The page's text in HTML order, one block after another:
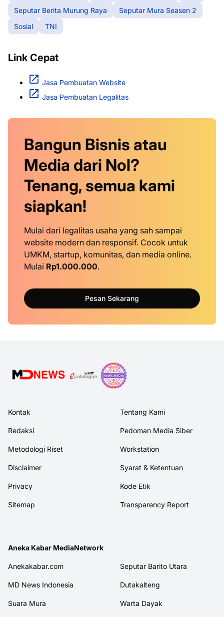
Seputar Berita Murung Raya
Seputar Mura Seasen 2
Sosial
TNI
Link Cepat
Jasa Pembuatan Website
Jasa Pembuatan Legalitas
Bangun Bisnis atau
Media dari Nol?
Tenang, semua kami
siapkan!
Mulai dari legalitas usaha yang sah sampai
website modern dan responsif. Cocok untuk
UMKM, startup, komunitas, dan media online.
Mulai Rp1.000.000.
Pesan Sekarang
Kontak Tentang Kami
Redaksi Pedoman Media Siber
Metodologi Riset Workstation
Disclaimer Syarat & Ketentuan
Privacy Kode Etik
Sitemap Transparency Report
Aneka Kabar MediaNetwork
Anekakabar.com Seputar Barito Utara
MD News Indonesia Dutakalteng
Suara Mura Warta Dayak